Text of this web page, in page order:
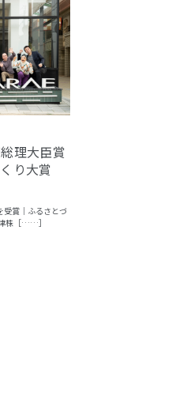
理大臣賞
り大賞
受賞｜ふるさとづ
株［……］